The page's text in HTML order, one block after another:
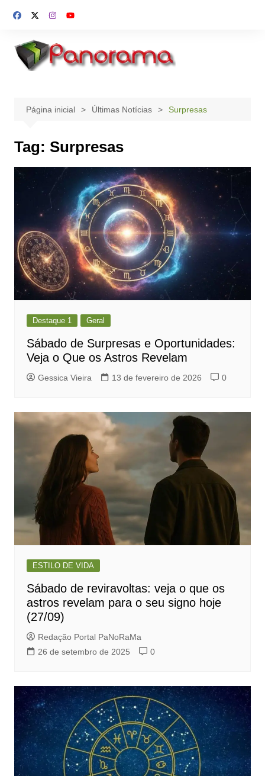
para
conteúdo
Página inicial Últimas Notícias Surpresas
Tag: Surpresas
Destaque 1 Geral
Sábado de Surpresas e Oportunidades:
Veja o Que os Astros Revelam
Gessica Vieira 13 de fevereiro de 2026 0
ESTILO DE VIDA
Sábado de reviravoltas: veja o que os
astros revelam para o seu signo hoje
(27/09)
Redação Portal PaNoRaMa
26 de setembro de 2025
0